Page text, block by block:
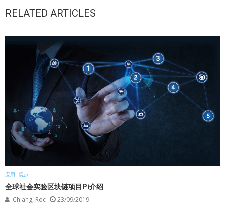
RELATED ARTICLES
应用 观点
全球社会实验区块链项目Pi介绍
Chiang, Roc 23/09/2019